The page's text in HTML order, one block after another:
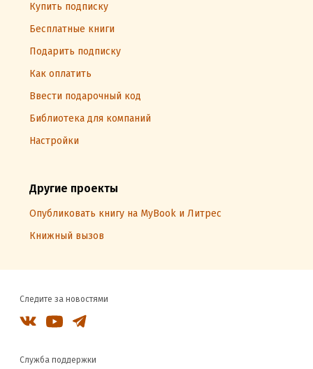
Купить подписку
Бесплатные книги
Подарить подписку
Как оплатить
Ввести подарочный код
Библиотека для компаний
Настройки
Другие проекты
Опубликовать книгу на MyBook и Литрес
Книжный вызов
Следите за новостями
Служба поддержки